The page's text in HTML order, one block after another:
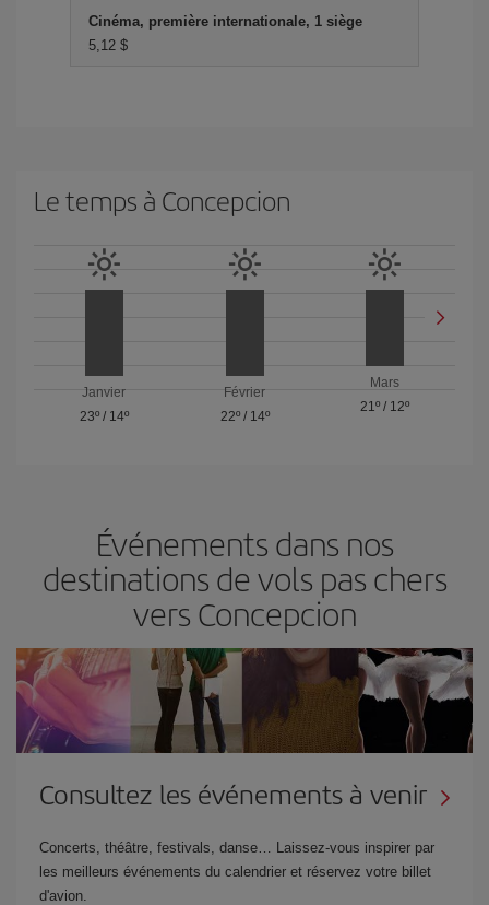
Cinéma, première internationale, 1 siège
5,12 $
Le temps à Concepcion
Janvier
23º/ 14º
Février
22º/ 14º
Mars
21º / 12º
Événements dans nos
destinations de vols pas chers
vers Concepcion
Consultez les événements à venir
Concerts, théâtre, festivals, danse… Laissez-vous inspirer par
les meilleurs événements du calendrier et réservez votre billet
d'avion.